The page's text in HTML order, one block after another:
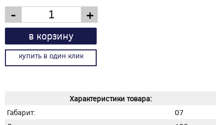
- +
в корзину
купить в один клик
Характеристики товара:
Габарит:
07